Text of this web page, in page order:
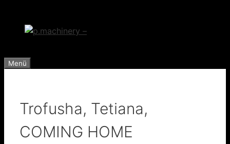
springen
Menü
Trofusha, Tetiana,
COMING HOME